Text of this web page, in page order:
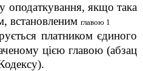
оподаткування, якщо така
встановленим главою 1
платником єдиного
цією главою (абзац